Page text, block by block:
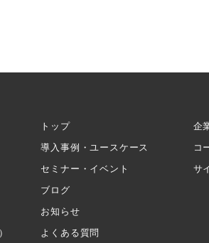
トップ
導入事例・ユースケース
セミナー・イベント
ブログ
お知らせ
よくある質問
企
コ
サ